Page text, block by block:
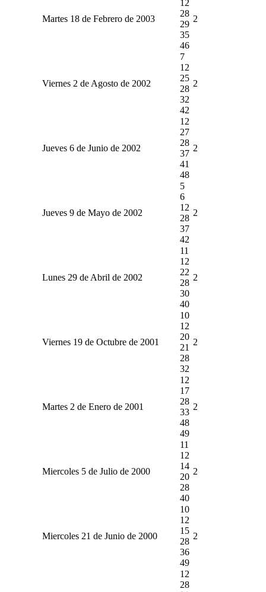
Martes 18 de Febrero de 2003
12
28
29
35
46
2
Viernes 2 de Agosto de 2002
7
12
25
28
32
42
2
Jueves 6 de Junio de 2002
12
27
28
37
41
48
2
Jueves 9 de Mayo de 2002
5
6
12
28
37
42
2
Lunes 29 de Abril de 2002
11
12
22
28
30
40
2
Viernes 19 de Octubre de 2001
10
12
20
21
28
32
2
Martes 2 de Enero de 2001
12
17
28
33
48
49
2
Miercoles 5 de Julio de 2000
11
12
14
20
28
40
2
Miercoles 21 de Junio de 2000
10
12
15
28
36
49
2
12
28